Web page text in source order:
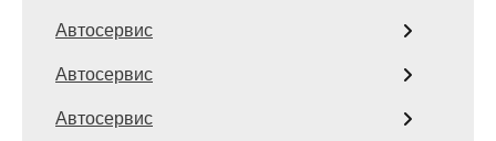
Автосервис
Автосервис
Автосервис